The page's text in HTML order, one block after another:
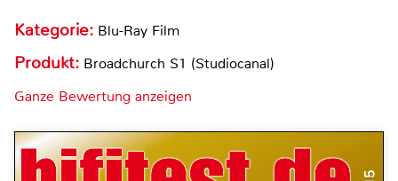
Kategorie: Blu-Ray Film
Produkt: Broadchurch S1 (Studiocanal)
Ganze Bewertung anzeigen